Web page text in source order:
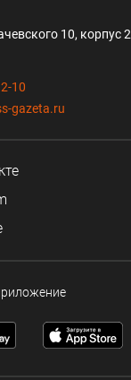
10, корпус 2
10
gazeta.ru